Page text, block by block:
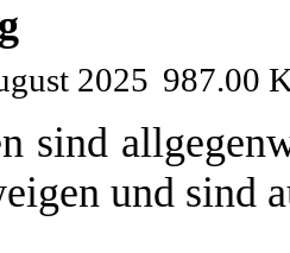
2025 987.00
sind
und sind